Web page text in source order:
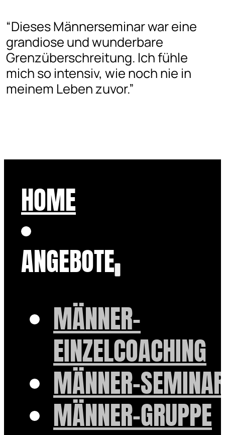
“Dieses Männerseminar war eine
grandiose und wunderbare
Grenzüberschreitung. Ich fühle
mich so intensiv, wie noch nie in
meinem Leben zuvor.”
HOME
ANGEBOTE
MÄNNER-
EINZELCOACHING
MÄNNER-
MÄNNER-GRUPPE